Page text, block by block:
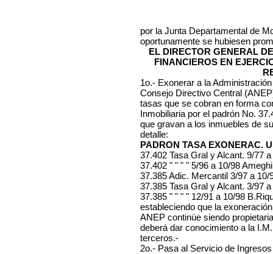
por la Junta Departamental de
oportunamente se hubiesen
EL DIRECTOR GENERAL
FINANCIEROS EN
1o.- Exonerar a la
Consejo Directivo Central
tasas que se cobran en forma
Inmobiliaria por el padrón No.
que gravan a los inmuebles de
detalle:
PADRON TASA EXONERAC.
37.402 Tasa Gral y Alcant. 9/77
37.402 " " " " 5/96 a 10/98
37.385 Adic. Mercantil 3/97 a 10/
37.385 Tasa Gral y Alcant. 3/97
37.385 " " " " 12/91 a 10/98
estableciendo que la
ANEP continúe siendo
deberá dar conocimiento a la
terceros.-
2o.- Pasa al Servicio de